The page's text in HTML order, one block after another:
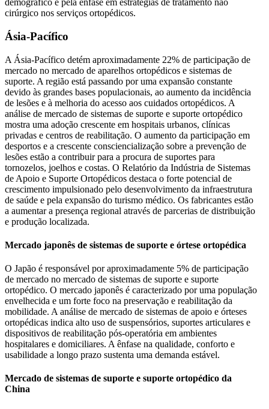
demográfico e pela ênfase em estratégias de tratamento não
cirúrgico nos serviços ortopédicos.
Ásia-Pacífico
A Ásia-Pacífico detém aproximadamente 22% de participação de
mercado no mercado de aparelhos ortopédicos e sistemas de
suporte. A região está passando por uma expansão constante
devido às grandes bases populacionais, ao aumento da incidência
de lesões e à melhoria do acesso aos cuidados ortopédicos. A
análise de mercado de sistemas de suporte e suporte ortopédico
mostra uma adoção crescente em hospitais urbanos, clínicas
privadas e centros de reabilitação. O aumento da participação em
desportos e a crescente consciencialização sobre a prevenção de
lesões estão a contribuir para a procura de suportes para
tornozelos, joelhos e costas. O Relatório da Indústria de Sistemas
de Apoio e Suporte Ortopédicos destaca o forte potencial de
crescimento impulsionado pelo desenvolvimento da infraestrutura
de saúde e pela expansão do turismo médico. Os fabricantes estão
a aumentar a presença regional através de parcerias de distribuição
e produção localizada.
Mercado japonês de sistemas de suporte e órtese ortopédica
O Japão é responsável por aproximadamente 5% de participação
de mercado no mercado de sistemas de suporte e suporte
ortopédico. O mercado japonês é caracterizado por uma população
envelhecida e um forte foco na preservação e reabilitação da
mobilidade. A análise de mercado de sistemas de apoio e órteses
ortopédicas indica alto uso de suspensórios, suportes articulares e
dispositivos de reabilitação pós-operatória em ambientes
hospitalares e domiciliares. A ênfase na qualidade, conforto e
usabilidade a longo prazo sustenta uma demanda estável.
Mercado de sistemas de suporte e suporte ortopédico da
China